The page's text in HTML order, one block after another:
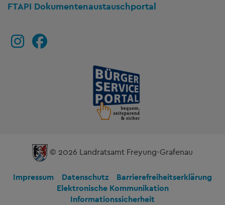
FTAPI Dokumentenaustauschportal
© 2026 Landratsamt Freyung-Grafenau
Impressum Datenschutz
Barrierefreiheitserklärung
Elektronische Kommunikation
Informationssicherheit